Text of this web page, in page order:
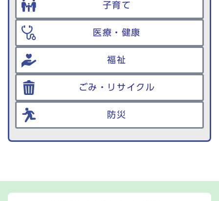
子育て
医療・健康
福祉
ごみ・リサイクル
防災